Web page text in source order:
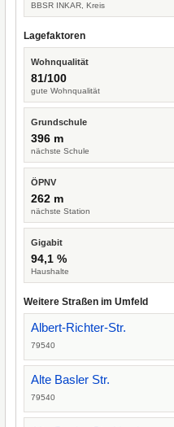
BBSR INKAR, Kreis
Lagefaktoren
Wohnqualität
81/100
gute Wohnqualität
Grundschule
396 m
nächste Schule
ÖPNV
262 m
nächste Station
Gigabit
94,1 %
Haushalte
Weitere Straßen im Umfeld
Albert-Richter-Str.
79540
Alte Basler Str.
79540